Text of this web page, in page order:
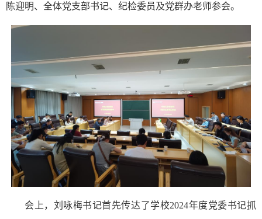
陈迎明、全体党支部书记、纪检委员及党群办老师参会。
会上，刘咏梅书记首先传达了学校2024年度党委书记抓